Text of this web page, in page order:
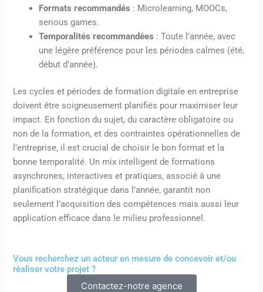
Formats recommandés : Microlearning, MOOCs,
serious games.
Temporalités recommandées : Toute l’année, avec
une légère préférence pour les périodes calmes (été,
début d’année).
Les cycles et périodes de formation digitale en entreprise
doivent être soigneusement planifiés pour maximiser leur
impact. En fonction du sujet, du caractère obligatoire ou
non de la formation, et des contraintes opérationnelles de
l’entreprise, il est crucial de choisir le bon format et la
bonne temporalité. Un mix intelligent de formations
asynchrones, interactives et pratiques, associé à une
planification stratégique dans l’année, garantit non
seulement l’acquisition des compétences mais aussi leur
application efficace dans le milieu professionnel.
Vous recherchez un acteur en mesure de concevoir et/ou
réaliser votre projet ?
Contactez-notre agence